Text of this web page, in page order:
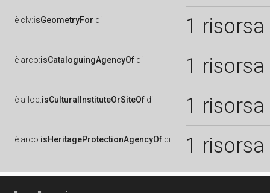
è clv:isGeometryFor di 1 risorsa
è arco:isCataloguingAgencyOf di 1 risorsa
è a-loc:isCulturalInstituteOrSiteOf di 1 risorsa
è arco:isHeritageProtectionAgencyOf di 1 risorsa